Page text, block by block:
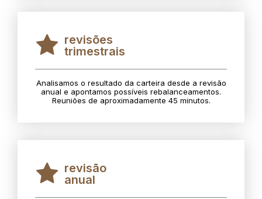
revisões
trimestrais
Analisamos o resultado da carteira desde a revisão
anual e apontamos possíveis rebalanceamentos.
Reuniões de aproximadamente 45 minutos.
revisão
anual